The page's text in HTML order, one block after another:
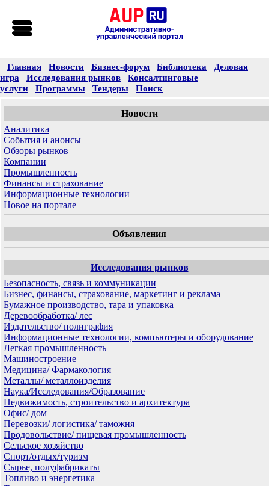
Главная Новости Бизнес-форум Библиотека
Деловая
игра
Исследования рынков
Консалтинговые
услуги
Программы Тендеры Поиск
Новости
Аналитика
События и анонсы
Обзоры рынков
Компании
Промышленность
Финансы и страхование
Информационные технологии
Новое на портале
Объявления
Исследования рынков
Безопасность, связь и коммуникации
Бизнес, финансы, страхование, маркетинг и реклама
Бумажное производство, тара и упаковка
Деревообработка/ лес
Издательство/ полиграфия
Информационные технологии, компьютеры и оборудование
Легкая промышленность
Машиностроение
Медицина/ Фармакология
Металлы/ металлоизделия
Наука/Исследования/Образование
Недвижимость, строительство и архитектура
Офис/ дом
Перевозки/ логистика/ таможня
Продовольствие/ пищевая промышленность
Сельское хозяйство
Спорт/отдых/туризм
Сырье, полуфабрикаты
Топливо и энергетика